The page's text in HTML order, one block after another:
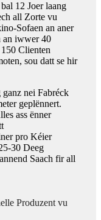
12 Joer laang
all Zorte vu
Sofaen an aner
an iwwer 40
Clienten
sou datt se hir
nei Fabréck
geplënnert.
ass ënner
pro Kéier
30 Deeg
Saach fir all
Produzent vu